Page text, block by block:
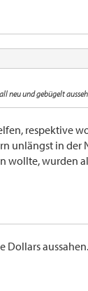
neu und gebügelt
respektive
unlängst in der
wollte, wurden
Dollars aussahen.